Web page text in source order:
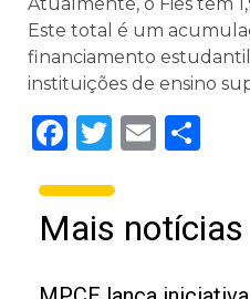
Este total é um
financiamento estudantil
instituições de ensino
Facebook
Twitter
Email
Mais notícias